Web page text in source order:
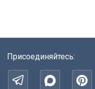
Присоединяйтесь: